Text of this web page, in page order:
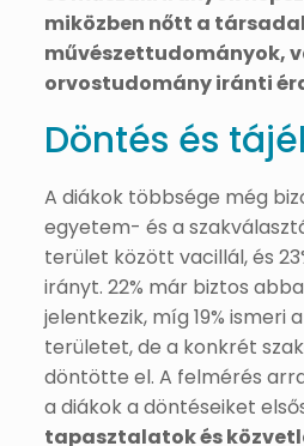
miközben nőtt a
művészettudományok,
orvostudomány iránti
Döntés és
A diákok többsége még
egyetem- és a
terület között vacillál, és
irányt. 22% már biztos
jelentkezik, míg 19% ismeri
területet, de a konkrét
döntötte el. A felmérés
a diákok a döntéseiket
tapasztalatok és